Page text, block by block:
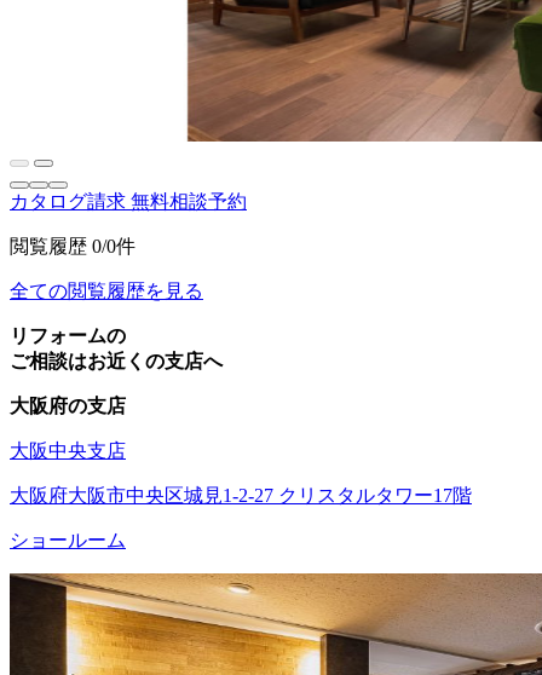
カタログ請求 無料相談予約
閲覧履歴 0/0件
全ての閲覧履歴を見る
リフォームの
ご相談はお近くの支店へ
大阪府の支店
大阪中央支店
大阪府大阪市中央区城見1-2-27 クリスタルタワー17階
ショールーム